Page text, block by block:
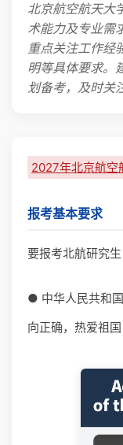
北京航空航天大
术能力及专业需
重点关注工作经
明等具体要求。
划备考，及时关
2027年北京航空
报考基本要求
要报考北航研究生
● 中华人民共和
向正确，热爱祖